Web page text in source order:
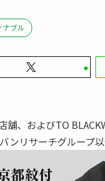
ナブル
、およびTO
ンリサーチグループ